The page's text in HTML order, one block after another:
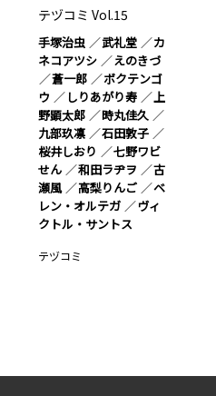
テヅコミ Vol.15
手塚治虫 武礼堂
カ
ネコアツシ
えのきづ
蒼一郎
ボクテンゴ
ウ
しりあがり寿
上
野顕太郎
時丸佳久
九部玖凛
石田敦子
桜井しおり
七野ワビ
せん
和田ラヂヲ
古
瀬風
高梨りんご
ベ
レン・オルテガ
ヴィ
クトル・サントス
テヅコミ